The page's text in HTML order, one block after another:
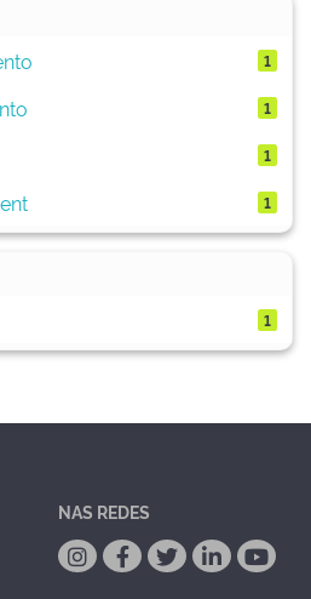
1
1
1
1
1
NAS REDES